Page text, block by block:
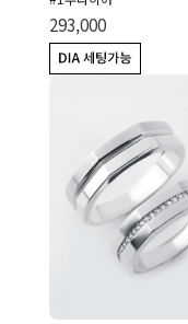
293,000